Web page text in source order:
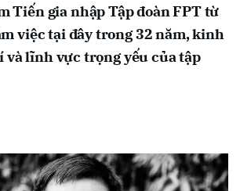
Tiến gia nhập Tập đoàn FPT từ
việc tại đây trong 32 năm, kinh
lĩnh vực trọng yếu của tập